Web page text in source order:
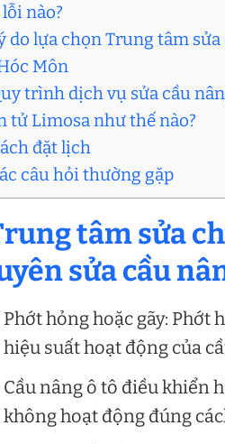
nào?
do lựa chọn Trung tâm
Môn
trình dịch vụ sửa cầu
tử Limosa như thế nào?
đặt lịch
câu hỏi thường gặp
tâm sửa
sửa cầu
Phớt hỏng hoặc gãy: Phớt
hiệu suất hoạt động của
Cầu nâng ô tô điều khiển
không hoạt động đúng